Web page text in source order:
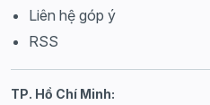
Liên hệ góp ý
RSS
TP. Hồ Chí Minh: